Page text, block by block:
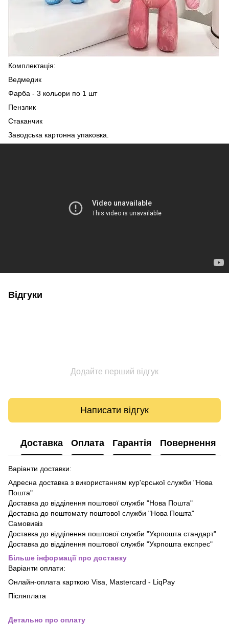
Комплектація:
Ведмедик
Фарба - 3 кольори по 1 шт
Пензлик
Стаканчик
Заводська картонна упаковка.
Відгуки
Додайте перший відгук
Написати відгук
Доставка Оплата Гарантія Повернення
Варіанти доставки:
Адресна доставка з використанням кур'єрської служби "Нова
Пошта"
Доставка до відділення поштової служби "Нова Пошта"
Доставка до поштомату поштової служби "Нова Пошта"
Самовивіз
Доставка до відділення поштової служби "Укрпошта стандарт"
Доставка до відділення поштової служби "Укрпошта експрес"
Більше інформації про доставку
Варіанти оплати:
Онлайн-оплата карткою Visa, Mastercard - LiqPay
Післяплата
Детально про оплату